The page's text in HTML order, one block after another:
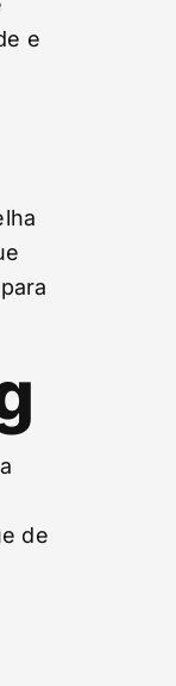
e
de